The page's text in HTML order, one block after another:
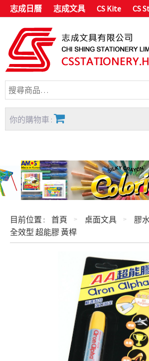
志成日曆 志成文具 CS Kite CS
你的購物車 :
目前位置 : 首頁 桌面文具 膠
全效型 超能膠 黃桿